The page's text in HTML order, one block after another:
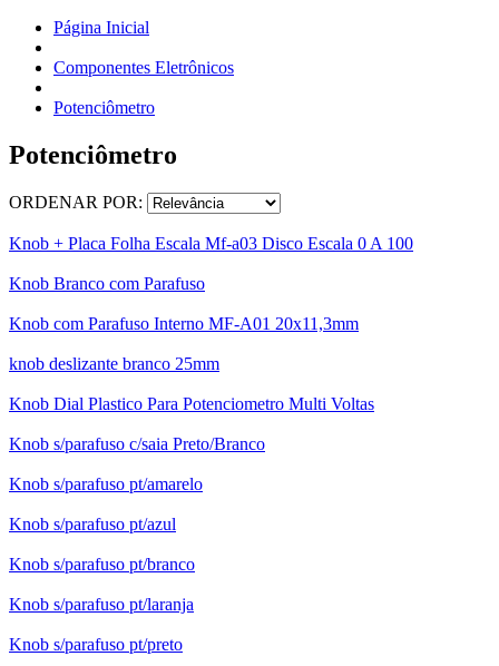
Página Inicial
Componentes Eletrônicos
Potenciômetro
Potenciômetro
ORDENAR POR:
Knob + Placa Folha Escala Mf-a03 Disco Escala 0 A 100
Knob Branco com Parafuso
Knob com Parafuso Interno MF-A01 20x11,3mm
knob deslizante branco 25mm
Knob Dial Plastico Para Potenciometro Multi Voltas
Knob s/parafuso c/saia Preto/Branco
Knob s/parafuso pt/amarelo
Knob s/parafuso pt/azul
Knob s/parafuso pt/branco
Knob s/parafuso pt/laranja
Knob s/parafuso pt/preto